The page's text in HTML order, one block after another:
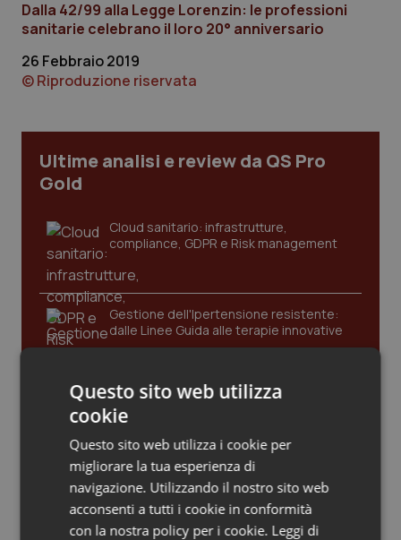
Calabria
Campania
Friuli Venezia Giulia
Liguria
Lombardia
Marche
Molise
Provincia Autonoma di Bolzano
Provincia Autonoma di Trento
Asma & BPCO
Car-T
Dermatite Atopica
Disturbi dell’umore
Dolore
Donna & Salute
Epatiti
Infezioni & Febbre
Ipertensione & Scompenso
Dalla 42/99 alla Legge Lorenzin: le professioni
sanitarie celebrano il loro 20° anniversario
26 Febbraio 2019
© Riproduzione riservata
Ultime analisi e review da QS Pro
Gold
Cloud sanitario: infrastrutture,
compliance, GDPR e Risk management
Gestione dell'Ipertensione resistente:
dalle Linee Guida alle terapie innovative
Leadership Infermieristica 2026: nuovi
modelli di responsabilità e autonomia
Leadership Medica 2026: guidare team
clinici ad alte prestazioni
Questo sito web utilizza
cookie
Questo sito web utilizza i cookie per
migliorare la tua esperienza di
navigazione. Utilizzando il nostro sito web
acconsenti a tutti i cookie in conformità
con la nostra policy per i cookie. Leggi di